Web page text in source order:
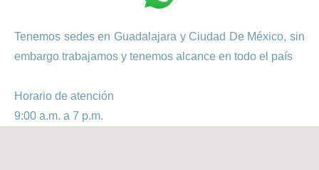
Tenemos sedes en Guadalajara y Ciudad De México, sin
embargo trabajamos y tenemos alcance en todo el país
Horario de atención
9:00 a.m. a 7 p.m.